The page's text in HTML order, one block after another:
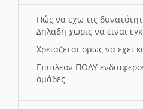
Πώς να εχω τις
Δηλαδη χωρις να ειναι
Χρειαζεται ομως να εχει
Επιπλεον ΠΟΛΥ
ομάδες